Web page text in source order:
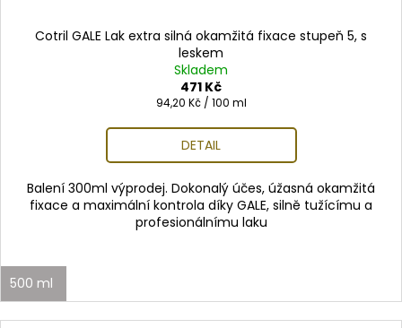
Cotril GALE Lak extra silná okamžitá fixace stupeň 5, s
leskem
Skladem
471 Kč
Měrná
94,20 Kč / 100 ml
DETAIL
Balení 300ml výprodej. Dokonalý účes, úžasná okamžitá
fixace a maximální kontrola díky GALE, silně tužícímu a
profesionálnímu laku
500 ml